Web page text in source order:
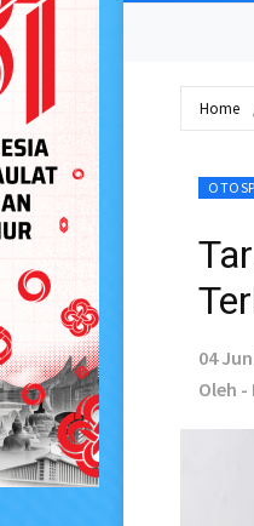
Home
04
Oleh -